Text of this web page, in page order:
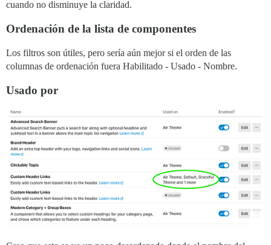
cuando no disminuye la claridad.
Ordenación de la lista de componentes
Los filtros son útiles, pero sería aún mejor si el orden de las
columnas de ordenación fuera Habilitado - Usado - Nombre.
Usado por